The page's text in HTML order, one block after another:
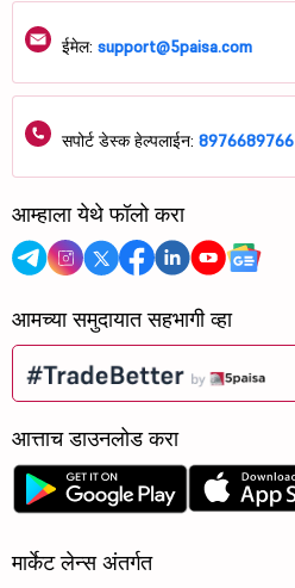
ईमेल: support@5paisa.com
सपोर्ट डेस्क हेल्पलाईन: 8976689766
आम्हाला येथे फॉलो करा
आमच्या समुदायात सहभागी व्हा
आत्ताच डाउनलोड करा
मार्केट लेन्स अंतर्गत